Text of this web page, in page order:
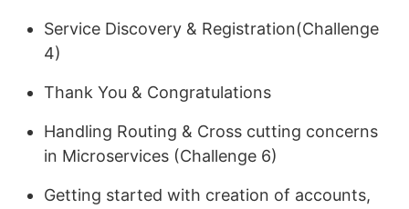
Service Discovery & Registration(Challenge
4)
Thank You & Congratulations
Handling Routing & Cross cutting concerns
in Microservices (Challenge 6)
Getting started with creation of accounts,